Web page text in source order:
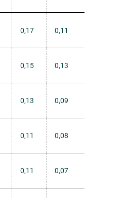
0,17 0,11
0,15 0,13
0,13 0,09
0,11 0,08
0,11 0,07